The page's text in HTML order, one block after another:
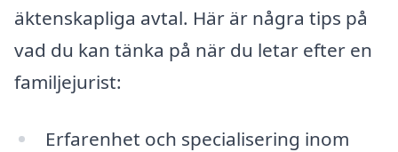
äktenskapliga avtal. Här är några tips på
vad du kan tänka på när du letar efter en
familjejurist:
Erfarenhet och specialisering inom